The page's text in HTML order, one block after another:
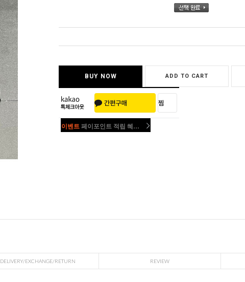
BUY NOW ADD TO CART
이벤트 페이포인트 적립 혜택 2배 UP!
DELIVERY/EXCHANGE/RETURN REVIEW